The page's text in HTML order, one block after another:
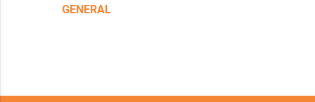
GENERAL